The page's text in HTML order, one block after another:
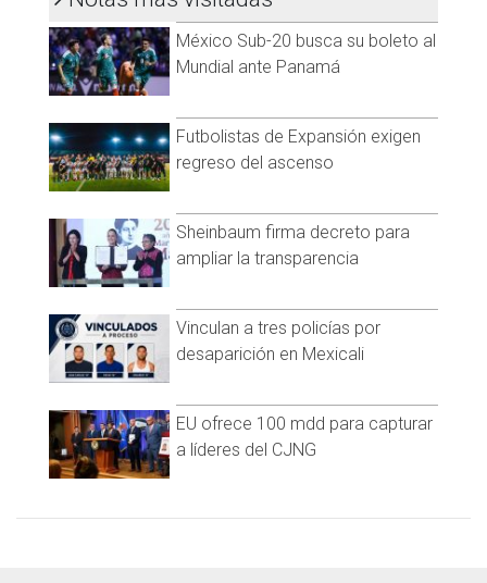
México Sub-20 busca su boleto al
Mundial ante Panamá
Futbolistas de Expansión exigen
regreso del ascenso
Sheinbaum firma decreto para
ampliar la transparencia
Vinculan a tres policías por
desaparición en Mexicali
EU ofrece 100 mdd para capturar
a líderes del CJNG